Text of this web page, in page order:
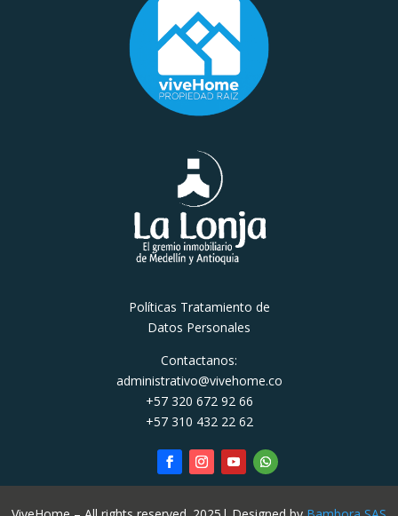
Políticas Tratamiento de
Datos Personales
Contactanos:
administrativo@vivehome.co
+57 320 672 92 66
+57 310 432 22 62